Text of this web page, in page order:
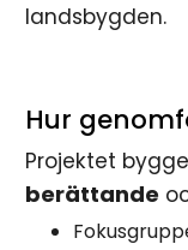
landsbygden.
Hur
Projektet
berättande